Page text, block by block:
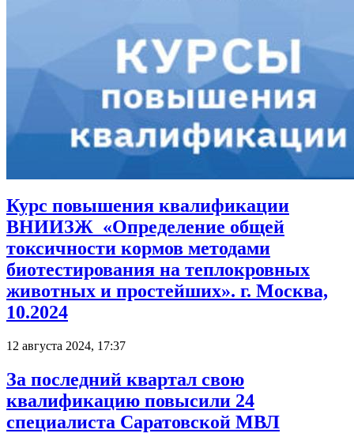
Курс повышения квалификации
ВНИИЗЖ «Определение общей
токсичности кормов методами
биотестирования на теплокровных
животных и простейших». г. Москва,
10.2024
12 августа 2024, 17:37
За последний квартал свою
квалификацию повысили 24
специалиста Саратовской МВЛ